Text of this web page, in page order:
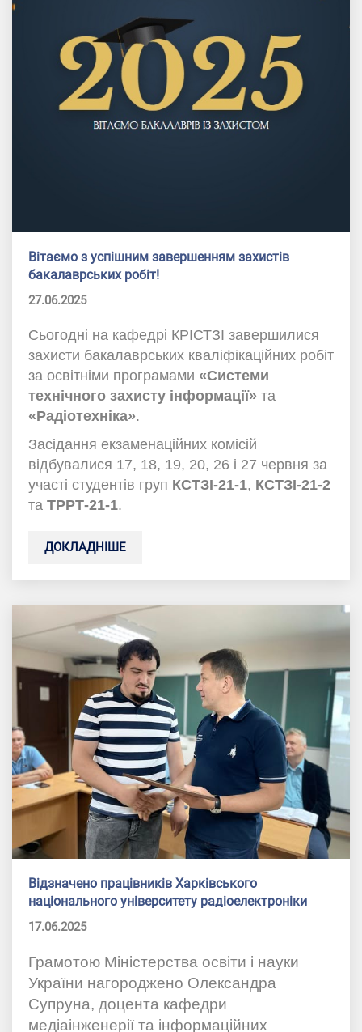
Вітаємо з успішним завершенням захистів
бакалаврських робіт!
27.06.2025
Сьогодні на кафедрі КРІСТЗІ завершилися
захисти бакалаврських кваліфікаційних робіт
за освітніми програмами «Системи
технічного захисту інформації» та
«Радіотехніка».
Засідання екзаменаційних комісій
відбувалися 17, 18, 19, 20, 26 і 27 червня за
участі студентів груп КСТЗI-21-1, КСТЗI-21-2
та ТРРТ-21-1.
ДОКЛАДНІШЕ
Відзначено працівників Харківського
національного університету радіоелектроніки
17.06.2025
Грамотою Міністерства освіти і науки
України нагороджено Олександра
Супруна, доцента кафедри
медіаінженерії та інформаційних